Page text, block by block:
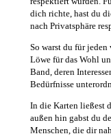
dich richte, hast du
nach Privatsphäre
So warst du für
Löwe für das Wohl
Band, deren
Bedürfnisse
In die Karten ließest
außen hin gabst du
Menschen, die dir